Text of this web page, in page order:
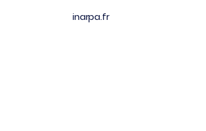
inarpa.fr